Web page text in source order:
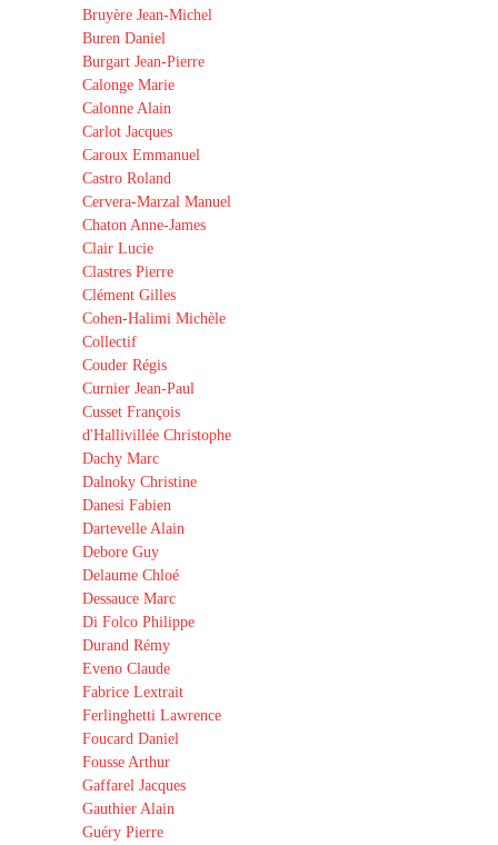
Bruyère Jean-Michel
Buren Daniel
Burgart Jean-Pierre
Calonge Marie
Calonne Alain
Carlot Jacques
Caroux Emmanuel
Castro Roland
Cervera-Marzal Manuel
Chaton Anne-James
Clair Lucie
Clastres Pierre
Clément Gilles
Cohen-Halimi Michèle
Collectif
Couder Régis
Curnier Jean-Paul
Cusset François
d'Hallivillée Christophe
Dachy Marc
Dalnoky Christine
Danesi Fabien
Dartevelle Alain
Debore Guy
Delaume Chloé
Dessauce Marc
Di Folco Philippe
Durand Rémy
Eveno Claude
Fabrice Lextrait
Ferlinghetti Lawrence
Foucard Daniel
Fousse Arthur
Gaffarel Jacques
Gauthier Alain
Guéry Pierre